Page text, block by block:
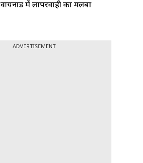
वायनाड में लापरवाही का मलबा
ADVERTISEMENT